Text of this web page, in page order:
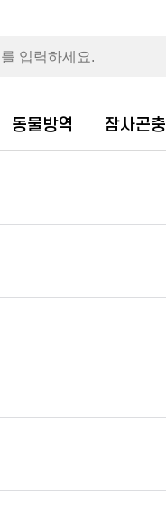
동물방역 잠사곤충